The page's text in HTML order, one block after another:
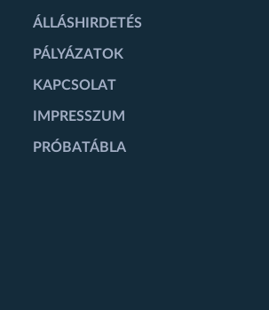
ÁLLÁSHIRDETÉS
PÁLYÁZATOK
KAPCSOLAT
IMPRESSZUM
PRÓBATÁBLA